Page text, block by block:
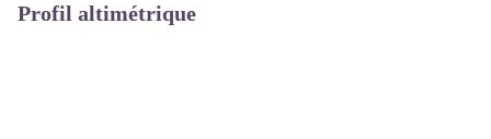
Profil altimétrique